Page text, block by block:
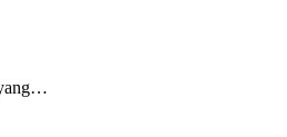
yang…